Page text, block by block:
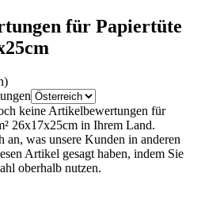
für Papiertüte
keine Artikelbewertungen für
26x17x25cm in Ihrem Land.
an, was unsere Kunden in anderen
Artikel gesagt haben, indem Sie
oberhalb nutzen.